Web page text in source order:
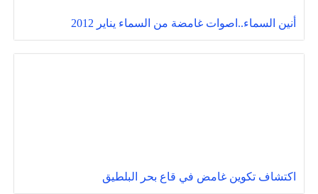
أنين السماء..اصوات غامضة من السماء يناير 2012
اكتشاف تكوين غامض في قاع بحر البلطيق